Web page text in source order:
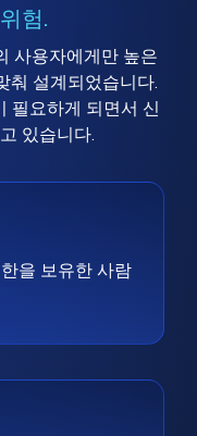
위험.
사용자에게만 높은
춰 설계되었습니다.
필요하게 되면서 신
있습니다.
을 보유한 사람